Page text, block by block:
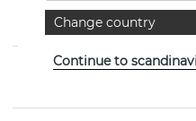
Viking & Stars ist ein 18k
schwedischen Marke Efva
EIGENSCHAFTEN
Change country
Continue to